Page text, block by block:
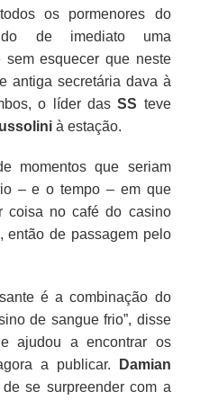
os pormenores do
de imediato uma
esquecer que neste
antiga secretária dava à
o líder dasSS teve
à estação.
momentos que seriam
– e o tempo – em que
coisa no café do casino
, então de passagem pelo
é a combinação do
de sangue frio”, disse
ajudou a encontrar os
a publicar.
Damian
se surpreender com a